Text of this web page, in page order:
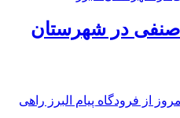
واحد صنفی در شهرستان